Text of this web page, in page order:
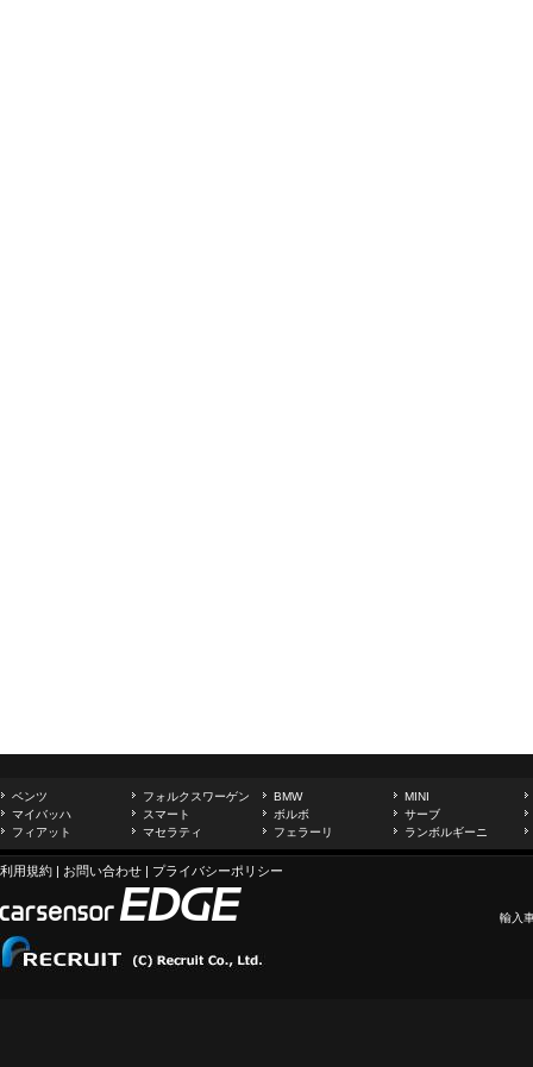
ベンツ フォルクスワーゲン BMW
MINI
マイバッハ
スマート ボルボ
サーブ
フィアット
マセラティ フェラーリ ランボルギーニ
利用規約 | お問い合わせ | プライバシーポリシー
輸入